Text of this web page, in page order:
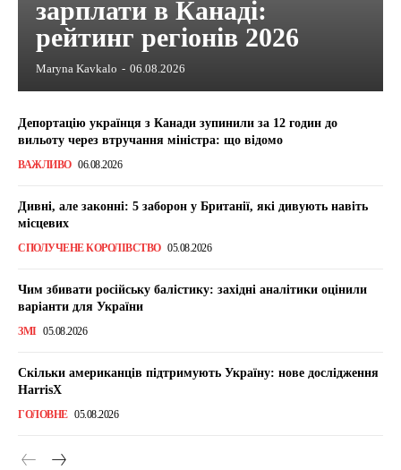
зарплати в Канаді:
рейтинг регіонів 2026
Maryna Kavkalo - 06.08.2026
Депортацію українця з Канади зупинили за 12 годин до
вильоту через втручання міністра: що відомо
ВАЖЛИВО 06.08.2026
Дивні, але законні: 5 заборон у Британії, які дивують навіть
місцевих
СПОЛУЧЕНЕ КОРОЛІВСТВО 05.08.2026
Чим збивати російську балістику: західні аналітики оцінили
варіанти для України
ЗМІ 05.08.2026
Скільки американців підтримують Україну: нове дослідження
HarrisX
ГОЛОВНЕ 05.08.2026